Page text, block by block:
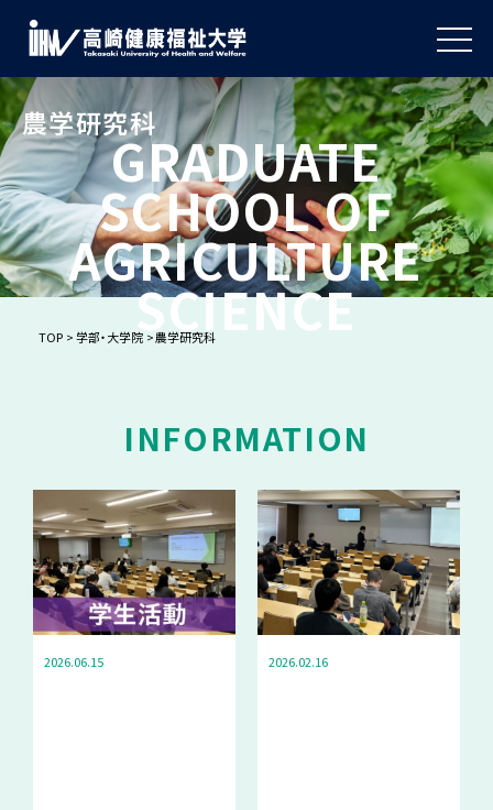
農学研究科
GRADUATE
SCHOOL OF
AGRICULTURE
SCIENCE
TOP 学部・大学院 農学研究科
INFORMATION
2026.06.15 2026.02.16